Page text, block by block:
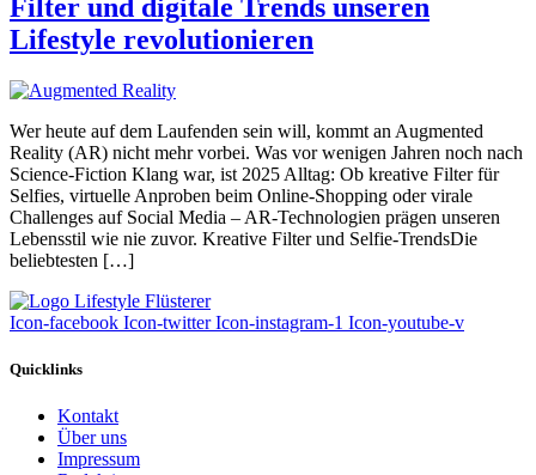
Filter und digitale Trends unseren
Lifestyle revolutionieren
Wer heute auf dem Laufenden sein will, kommt an Augmented
Reality (AR) nicht mehr vorbei. Was vor wenigen Jahren noch nach
Science-Fiction Klang war, ist 2025 Alltag: Ob kreative Filter für
Selfies, virtuelle Anproben beim Online-Shopping oder virale
Challenges auf Social Media – AR-Technologien prägen unseren
Lebensstil wie nie zuvor. Kreative Filter und Selfie-TrendsDie
beliebtesten […]
Icon-facebook Icon-twitter Icon-instagram-1 Icon-youtube-v
Quicklinks
Kontakt
Über uns
Impressum